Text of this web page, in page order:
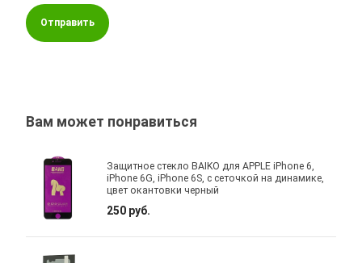
Отправить
Вам может понравиться
Защитное стекло BAIKO для APPLE iPhone 6,
iPhone 6G, iPhone 6S, с сеточкой на динамике,
цвет окантовки черный
250 руб.